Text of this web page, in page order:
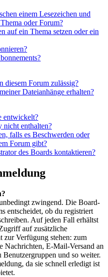
einem Lesezeichen und
oder Forum?
auf ein Thema setzen oder ein
diesem Forum zulässig?
Dateianhänge erhalten?
entwickelt?
nicht enthalten?
falls es Beschwerden oder
Forum gibt?
des Boards kontaktieren?
zwingend. Die Board-
entscheidet, ob du registriert
Auf jeden Fall erhältst
auf zusätzliche
zur Verfügung stehen: zum
Nachrichten, E-Mail-Versand an
und so weiter.
da sie schnell erledigt ist